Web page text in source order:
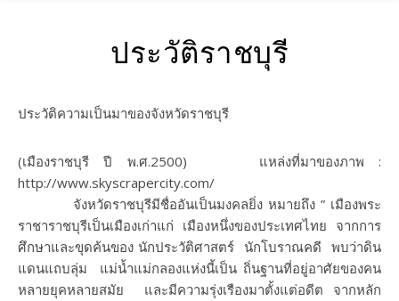
ประวัติราชบุรี
ประวัติความเป็นมาของจังหวัดราชบุรี
(เมืองราชบุรี ปี พ.ศ.2500) แหล่งที่มาของภาพ :
http://www.skyscrapercity.com/
จังหวัดราชบุรีมีชื่ออันเป็นมงคลยิ่ง หมายถึง ” เมืองพระ
ราชาราชบุรีเป็นเมืองเก่าแก่ เมืองหนึ่งของประเทศไทย จากการ
ศึกษาและขุดค้นของ นักประวัติศาสตร์ นักโบราณคดี พบว่าดิน
แดนแถบลุ่ม แม่น้ำแม่กลองแห่งนี้เป็น ถิ่นฐานที่อยู่อาศัยของคน
หลายยุคหลายสมัย และมีความรุ่งเรืองมาตั้งแต่อดีต จากหลัก